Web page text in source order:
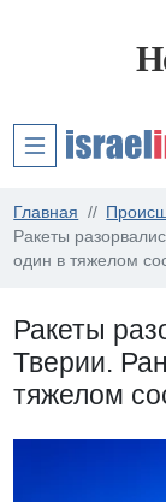
Главная
Ракеты
один в тяжелом
Ракеты
Тверии.
тяжелом